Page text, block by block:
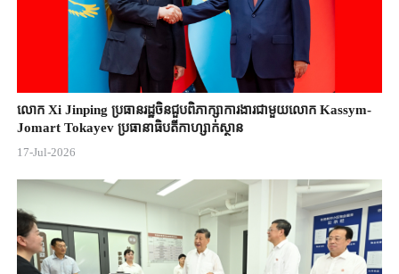
លោក Xi Jinping ប្រធានរដ្ឋចិន​ជួបពិភាក្សា​ការងារជាមួយ​លោក Kassym-
Jomart ​Tokayev ​ប្រធានាធិបតី​កាហ្សាក់ស្ថាន​
17-Jul-2026